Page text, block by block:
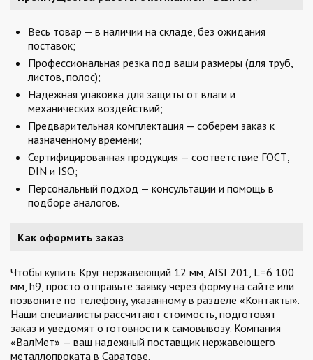
Весь товар — в наличии на складе, без ожидания
поставок;
Профессиональная резка под ваши размеры (для труб,
листов, полос);
Надежная упаковка для защиты от влаги и
механических воздействий;
Предварительная комплектация — соберем заказ к
назначенному времени;
Сертифицированная продукция — соответствие ГОСТ,
DIN и ISO;
Персональный подход — консультации и помощь в
подборе аналогов.
Как оформить заказ
Чтобы купить Круг нержавеющий 12 мм, AISI 201, L=6 100
мм, h9, просто отправьте заявку через форму на сайте или
позвоните по телефону, указанному в разделе «Контакты».
Наши специалисты рассчитают стоимость, подготовят
заказ и уведомят о готовности к самовывозу. Компания
«ВалМет» — ваш надежный поставщик нержавеющего
металлопроката в Саратове.